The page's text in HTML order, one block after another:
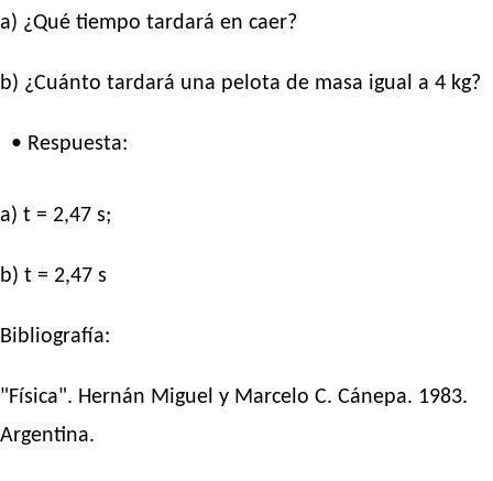
a) ¿Qué tiempo tardará en caer?
b) ¿Cuánto tardará una pelota de masa igual a 4 kg?
• Respuesta:
a) t = 2,47 s;
b) t = 2,47 s
Bibliografía:
"Física". Hernán Miguel y Marcelo C. Cánepa. 1983.
Argentina.